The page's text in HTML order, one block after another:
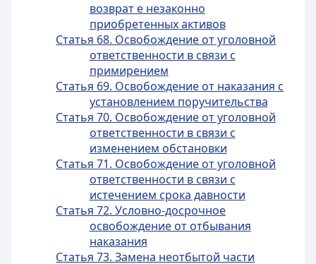
возврат е незаконно
приобретенных активов
Статья 68. Освобождение от уголовной
ответственности в связи с
примирением
Статья 69. Освобождение от наказания с
установлением поручительства
Статья 70. Освобождение от уголовной
ответственности в связи с
изменением обстановки
Статья 71. Освобождение от уголовной
ответственности в связи с
истечением срока давности
Статья 72. Условно-досрочное
освобождение от отбывания
наказания
Статья 73. Замена неотбытой части